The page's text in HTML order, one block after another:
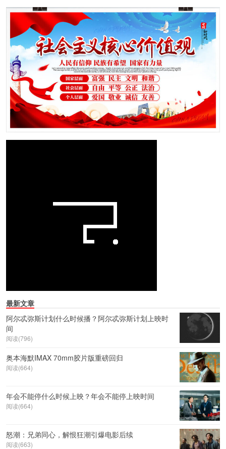
最新文章
阿尔忒弥斯计划什么时候播？阿尔忒弥斯计划上映时
间
阅读(796)
奥本海默IMAX 70mm胶片版重磅回归
阅读(664)
年会不能停什么时候上映？年会不能停上映时间
阅读(664)
怒潮：兄弟同心，解恨狂潮引爆电影后续
阅读(663)